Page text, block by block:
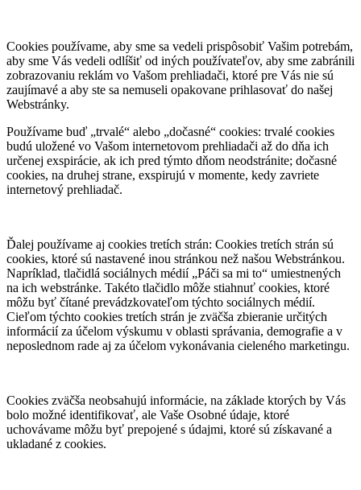
Cookies používame, aby sme sa vedeli prispôsobiť Vašim potrebám,
aby sme Vás vedeli odlíšiť od iných používateľov, aby sme zabránili
zobrazovaniu reklám vo Vašom prehliadači, ktoré pre Vás nie sú
zaujímavé a aby ste sa nemuseli opakovane prihlasovať do našej
Webstránky.
Používame buď „trvalé“ alebo „dočasné“ cookies: trvalé cookies
budú uložené vo Vašom internetovom prehliadači až do dňa ich
určenej exspirácie, ak ich pred týmto dňom neodstránite; dočasné
cookies, na druhej strane, exspirujú v momente, kedy zavriete
internetový prehliadač.
Ďalej používame aj cookies tretích strán: Cookies tretích strán sú
cookies, ktoré sú nastavené inou stránkou než našou Webstránkou.
Napríklad, tlačidlá sociálnych médií „Páči sa mi to“ umiestnených
na ich webstránke. Takéto tlačidlo môže stiahnuť cookies, ktoré
môžu byť čítané prevádzkovateľom týchto sociálnych médií.
Cieľom týchto cookies tretích strán je zväčša zbieranie určitých
informácií za účelom výskumu v oblasti správania, demografie a v
neposlednom rade aj za účelom vykonávania cieleného marketingu.
Cookies zväčša neobsahujú informácie, na základe ktorých by Vás
bolo možné identifikovať, ale Vaše Osobné údaje, ktoré
uchovávame môžu byť prepojené s údajmi, ktoré sú získavané a
ukladané z cookies.